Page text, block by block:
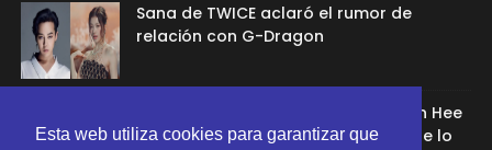
Esta web utiliza cookies para garantizar que
Sana de TWICE aclaró el rumor de
relación con G-Dragon
Ex aprendíz de ADOR afirmó que Min Hee
Jin la despidió porque su chamán se lo